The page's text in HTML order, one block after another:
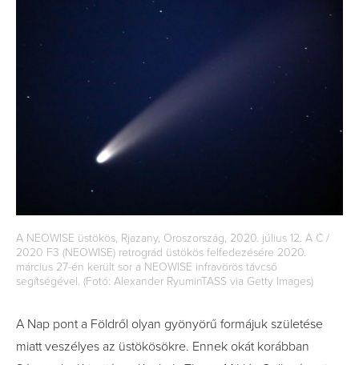
A NEOWISE üstökös, Rjazany, Oroszország, 2020. július 12. A C /
2020 F3 (NEOWISE) retrográd üstökös felfedezésére 2020.
március 27-én került sor a NEOWISE infravörös távcső
segítségével. (Fotó: Alexander RyuminTASS via Getty Images)
A Nap pont a Földről olyan gyönyörű formájuk születése
miatt veszélyes az üstökösökre. Ennek okát korábban